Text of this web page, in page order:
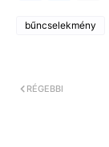
c
b
s
e
bűncselekmény
RÉGEBBI